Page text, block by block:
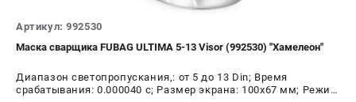
Артикул: 992530
Маска сварщика FUBAG ULTIMA 5-13 Visor (992530) "Хамелеон"
Диапазон светопропускания,: от 5 до 13 Din; Время
срабатывания: 0.000040 с; Размер экрана: 100х67 мм; Режим